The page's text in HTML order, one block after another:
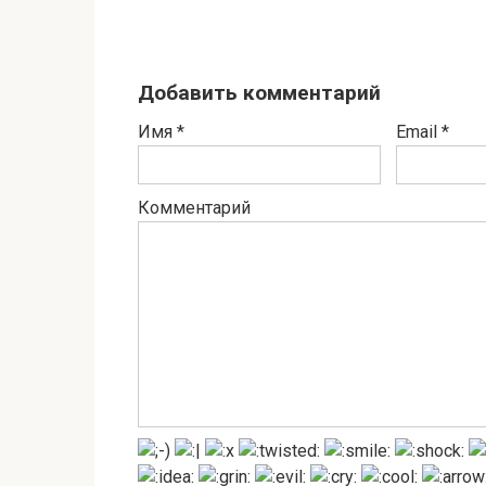
Добавить комментарий
Имя * Email *
Комментарий